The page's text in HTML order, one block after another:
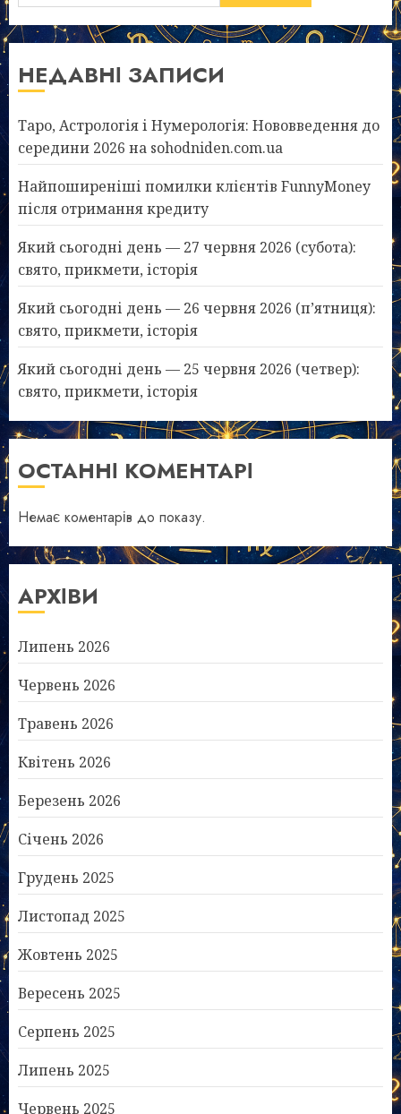
НЕДАВНІ ЗАПИСИ
Таро, Астрологія і Нумерологія: Нововведення до
середини 2026 на sohodniden.com.ua
Найпоширеніші помилки клієнтів FunnyMoney
після отримання кредиту
Який сьогодні день — 27 червня 2026 (субота):
свято, прикмети, історія
Який сьогодні день — 26 червня 2026 (п’ятниця):
свято, прикмети, історія
Який сьогодні день — 25 червня 2026 (четвер):
свято, прикмети, історія
ОСТАННІ КОМЕНТАРІ
Немає коментарів до показу.
АРХІВИ
Липень 2026
Червень 2026
Травень 2026
Квітень 2026
Березень 2026
Січень 2026
Грудень 2025
Листопад 2025
Жовтень 2025
Вересень 2025
Серпень 2025
Липень 2025
Червень 2025